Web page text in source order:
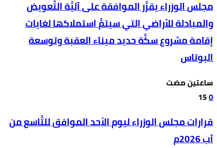
مجلس الوزراء يقرِّر الموافقة على آليَّة التَّعويض
والمبادلة للأراضي التي سيتمَّ استملاكها لغايات
إقامة مشروع سكَّة حديد ميناء العقبة وتوسعة
البوتاس
‫‫‫‏‫ساعتين مضت‬
0
15
قرارات مجلس الوزراء ليوم الأحد الموافق للتَّاسع من
آب 2026م